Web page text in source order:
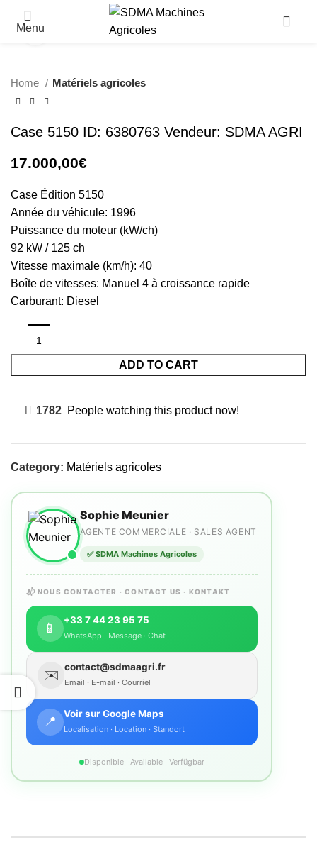
Menu Click to enlarge
Home Matériels agricoles
Case 5150 ID: 6380763 Vendeur: SDMA AGRI
17.000,00€
Case Édition 5150
Année du véhicule: 1996
Puissance du moteur (kW/ch)
92 kW / 125 ch
Vitesse maximale (km/h): 40
Boîte de vitesses: Manuel 4 à croissance rapide
Carburant: Diesel
ADD TO CART
1782 People watching this product now!
Category: Matériels agricoles
Sophie Meunier
AGENTE COMMERCIALE · SALES AGENT
✅ SDMA Machines Agricoles
📬 NOUS CONTACTER · CONTACT US · KONTAKT
📱
+33 7 44 23 95 75
WhatsApp · Message · Chat
✉️
contact@sdmaagri.fr
Email · E-mail · Courriel
📍
Voir sur Google Maps
Localisation · Location · Standort
Disponible · Available · Verfügbar